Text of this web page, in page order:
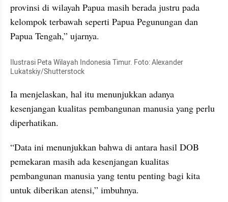
provinsi di wilayah Papua masih berada justru pada
kelompok terbawah seperti Papua Pegunungan dan
Papua Tengah,” ujarnya.
Ilustrasi Peta Wilayah Indonesia Timur. Foto: Alexander
Lukatskiy/Shutterstock
Ia menjelaskan, hal itu menunjukkan adanya
kesenjangan kualitas pembangunan manusia yang perlu
diperhatikan.
“Data ini menunjukkan bahwa di antara hasil DOB
pemekaran masih ada kesenjangan kualitas
pembangunan manusia yang tentu penting bagi kita
untuk diberikan atensi,” imbuhnya.